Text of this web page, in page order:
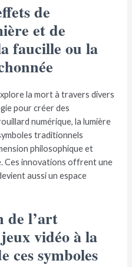
de
et de
faucille ou la
la mort à travers divers
pour créer des
numérique, la lumière
traditionnels
philosophique et
Ces innovations offrent une
aussi un espace
de l’art
vidéo à la
ces symboles